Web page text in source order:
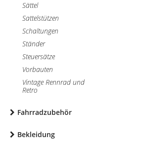
Sättel
Sattelstützen
Schaltungen
Ständer
Steuersätze
Vorbauten
Vintage Rennrad und
Retro
Fahrradzubehör
Bekleidung